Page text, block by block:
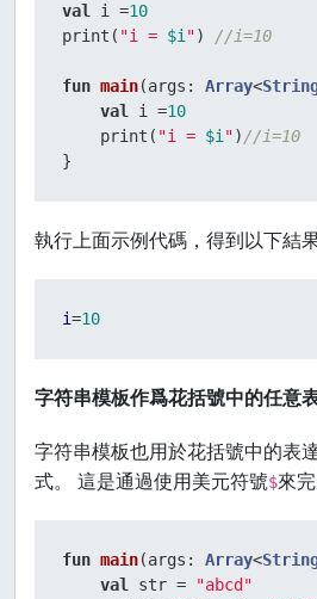
val i =10
print( "i = $i ") //i=10
fun main(args: Array<
val
i =10
    print(
"i = $i ") //i=10
}
執行上面示例代碼，得到以下結
i=10
字符串模板作爲花括號中的任意
字符串模板也用於花括號中的表
式。 這是通過使用美元符號$來完
fun main(args: Array<
val
str =
"abcd"